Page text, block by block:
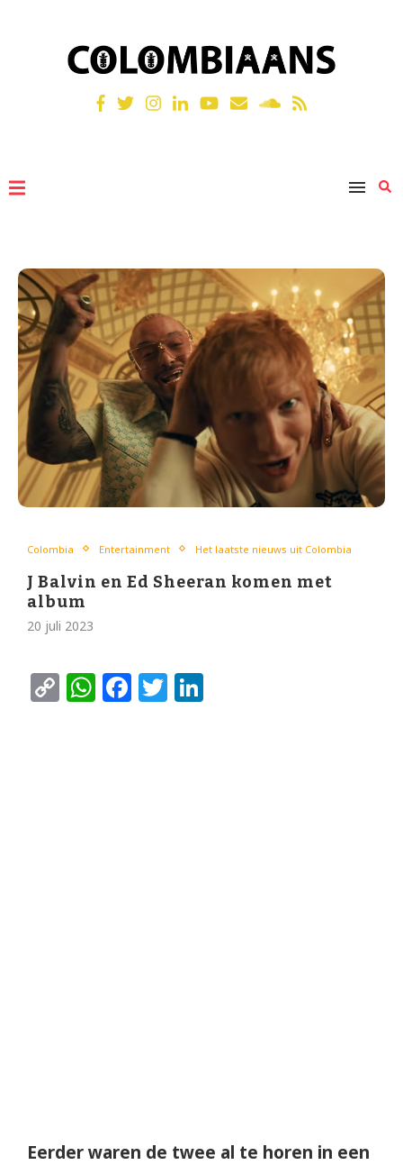
Colombia Entertainment Het laatste nieuws uit Colombia
J Balvin en Ed Sheeran komen met
album
20 juli 2023
CopyWhatsApp
Facebook
Twitter
Eerder waren de twee al te horen in een